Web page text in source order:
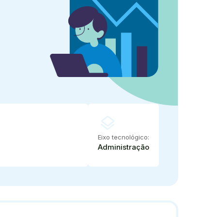
Eixo tecnológico:
Administração